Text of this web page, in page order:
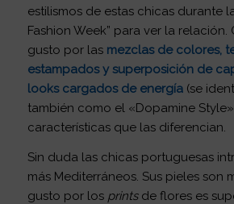
estilismos de estas chicas durante
Fashion Week” para ver la
gusto por las mezclas de colores,
estampados y superposición de
looks cargados de energía(se
también como el «Dopamine
características que las diferencian.
Sin duda las chicas portuguesas
más Mediterráneos. Sus pieles son
gusto por los printsde flores es